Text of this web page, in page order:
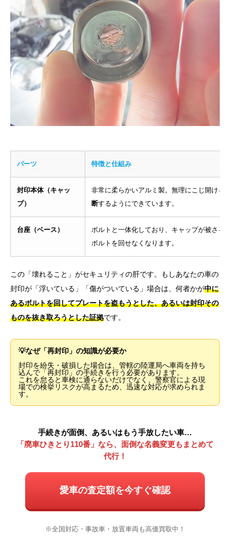
パーツ 特徴と仕組み
封印本体（キャッ
プ）
非常に柔らかいアルミ製。無理にこじ開ける
断するようにできています。
台座（ベース）
ボルトと一体化しており、キャップが被さる
ボルトを回せなくなります。
この「壊れること」がセキュリティの肝です。もしあなたの車の
封印が「浮いている」「傷がついている」場合は、何者かが中に
あるボルトを回してプレートを盗もうとした、あるいは封印その
ものを抜き取ろうとした証拠です。
💡なぜ「再封印」の知識が必要か
封印を紛失・破損した場合は、管轄の陸運局へ車両を持ち
込んで「再封印」の手続きを行う必要があります。
これを怠ると車検に通らないだけでなく、警察官による現
場での検挙リスクが高まるため、迅速な対応が求められま
す。
手続きが面倒、あるいはもう手放したい車…
「廃車ひきとり110番」なら、面倒な名義変更もまとめて
代行！
愛車の査定額を今すぐ確認
※全国対応・事故車・放置車両も高価買取中！